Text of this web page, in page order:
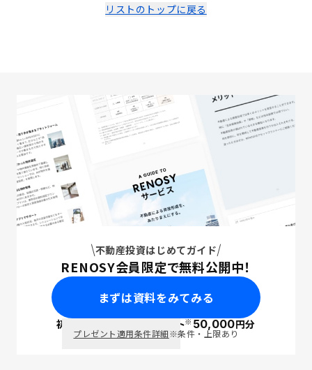
した。 人生に関わる事なので、特に初めての人は慎重に
リストのトップに戻る
不動産投資はじめてガイド
RENOSY会員限定で無料公開中！
まずは資料をみてみる
初回面談で ポイント※50,000円分
プレゼント適用条件詳細※条件・上限あり